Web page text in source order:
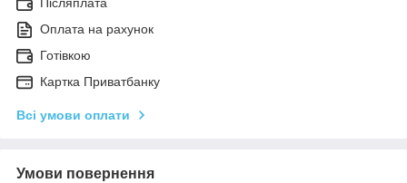
Оплата на рахунок
Готівкою
Картка Приватбанку
Всі умови оплати
Умови повернення